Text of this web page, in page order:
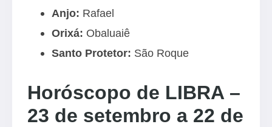
Anjo: Rafael
Orixá: Obaluaiê
Santo Protetor: São Roque
Horóscopo de LIBRA –
23 de setembro a 22 de